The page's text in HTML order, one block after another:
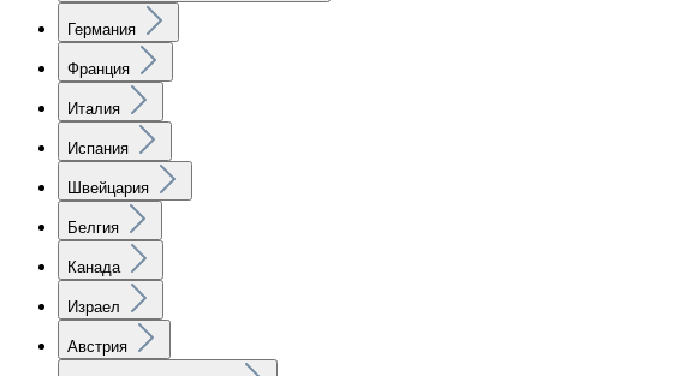
Германия
Франция
Италия
Испания
Швейцария
Белгия
Канада
Израел
Австрия